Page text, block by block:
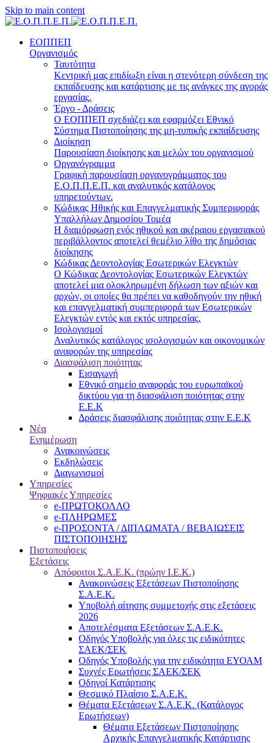
Skip to main content
ΕΟΠΠΕΠ
Οργανισμός
Ταυτότητα
Κεντρική μας επιδίωξη είναι η στενότερη σύνδεση της
εκπαίδευσης και κατάρτισης με τις ανάγκες της αγοράς
εργασίας.
Έργο - Δράσεις
Ο ΕΟΠΠΕΠ σχεδιάζει και εφαρμόζει Eθνικό
Σύστημα Πιστοποίησης της μη-τυπικής εκπαίδευσης
Διοίκηση
Παρουσίαση διοίκησης και μελών του οργανισμού
Οργανόγραμμα
Γραφική παρουσίαση οργανογράμματος του
Ε.Ο.Π.Π.Ε.Π. και αναλυτικός κατάλογος
υπηρετούντων.
Κώδικας Ηθικής και Επαγγελματικής Συμπεριφοράς
Υπαλλήλων Δημοσίου Τομέα
Η διαμόρφωση ενός ηθικού και ακέραιου εργασιακού
περιβάλλοντος αποτελεί θεμέλιο λίθο της δημόσιας
διοίκησης
Κώδικας Δεοντολογίας Εσωτερικών Ελεγκτών
Ο Κώδικας Δεοντολογίας Εσωτερικών Ελεγκτών
αποτελεί μια ολοκληρωμένη δήλωση των αξιών και
αρχών, οι οποίες θα πρέπει να καθοδηγούν την ηθική
και επαγγελματική συμπεριφορά των Εσωτερικών
Ελεγκτών εντός και εκτός υπηρεσίας.
Ισολογισμοί
Αναλυτικός κατάλογος ισολογισμών και οικονομικών
αναφορών της υπηρεσίας
Διασφάλιση ποιότητας
Εισαγωγή
Εθνικό σημείο αναφοράς του ευρωπαϊκού
δικτύου για τη διασφάλιση ποιότητας στην
Ε.Ε.Κ
Δράσεις διασφάλισης ποιότητας στην Ε.Ε.Κ
Νέα
Ενημέρωση
Ανακοινώσεις
Εκδηλώσεις
Διαγωνισμοί
Υπηρεσίες
Ψηφιακές Υπηρεσίες
e-ΠΡΩΤΟΚΟΛΛΟ
e-ΠΛΗΡΩΜΕΣ
e-ΠΡΟΣΟΝΤΑ / ΔΙΠΛΩΜΑΤΑ / ΒΕΒΑΙΩΣΕΙΣ
ΠΙΣΤΟΠΟΙΗΣΗΣ
Πιστοποιήσεις
Εξετάσεις
Απόφοιτοι Σ.Α.Ε.Κ. (πρώην Ι.Ε.Κ.)
Ανακοινώσεις Εξετάσεων Πιστοποίησης
Σ.Α.Ε.Κ.
Υποβολή αίτησης συμμετοχής στις εξετάσεις
2026
Αποτελέσματα Εξετάσεων Σ.Α.Ε.Κ.
Οδηγός Υποβολής για όλες τις ειδικότητες
ΣΑΕΚ/ΣΕΚ
Οδηγός Υποβολής για την ειδικότητα ΕΥΟΑΜ
Συχνές Ερωτήσεις ΣΑΕΚ/ΣΕΚ
Οδηγοί Κατάρτισης
Θεσμικό Πλαίσιο Σ.Α.Ε.Κ.
Θέματα Εξετάσεων Σ.Α.Ε.Κ. (Κατάλογος
Ερωτήσεων)
Θέματα Εξετάσεων Πιστοποίησης
Αρχικής Επαγγελματικής Κατάρτισης